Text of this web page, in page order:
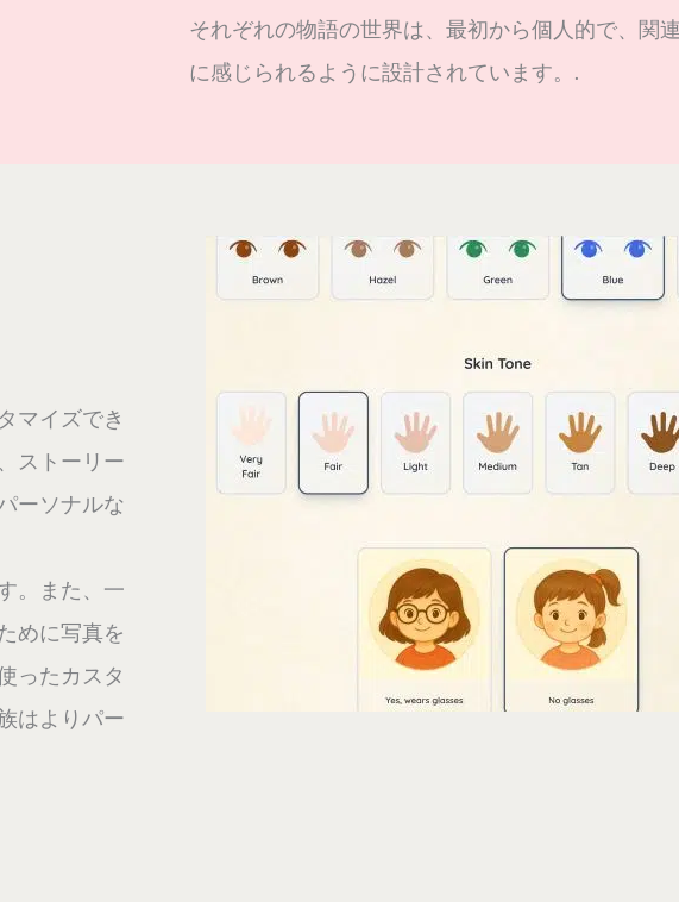
それぞれの物語の世界は、最初から個人的で、関
に感じられるように設計されています。.
マイズでき
ストーリー
ーソナルな
。また、一
めに写真を
ったカスタ
はよりパー